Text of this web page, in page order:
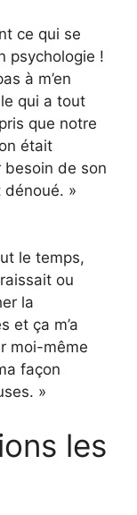
ce qui se
psychologie !
à m’en
qui a tout
que notre
était
besoin de son
dénoué. »
le temps,
ou
la
et ça m’a
moi-même
façon
»
les